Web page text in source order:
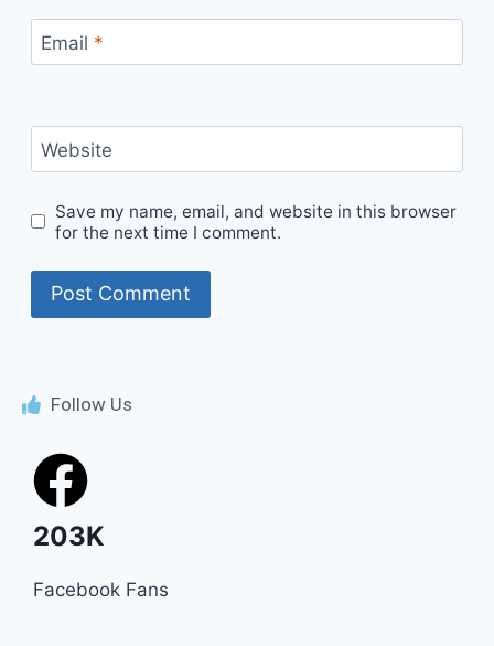
Email *
Website
Save my name, email, and website in this browser
for the next time I comment.
Follow Us
203K
Facebook Fans